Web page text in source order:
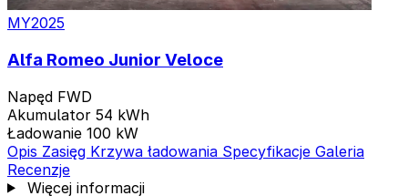
MY2025
Alfa Romeo Junior Veloce
Napęd FWD
Akumulator 54 kWh
Ładowanie 100 kW
Opis Zasięg Krzywa ładowania Specyfikacje Galeria
Recenzje
Więcej informacji